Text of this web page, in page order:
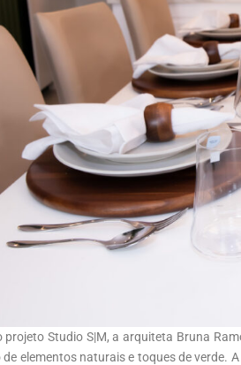
projeto Studio S|M, a arquiteta Bruna
elementos naturais e toques de verde.